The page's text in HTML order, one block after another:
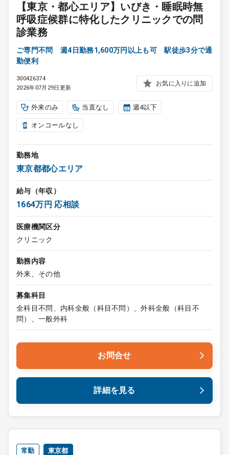
【東京・都心エリア】いびき・睡眠時無
呼吸症候群に特化したクリニックでの問
診業務
ご専門不問 週4日勤務1,600万円以上も可 駅徒歩3分で通
勤便利
300426374
2026年07月29日更新
お気に入りに追加
外来のみ 当直なし 週4以下
オンコールなし
勤務地
東京都都心エリア
給与（年収）
1664万円 応相談
医療機関区分
クリニック
勤務内容
外来、その他
募集科目
全科目不問、内科全般（科目不問）、外科全般（科目不
問）、一般外科
お問合せ
詳細を見る
常勤 東京都